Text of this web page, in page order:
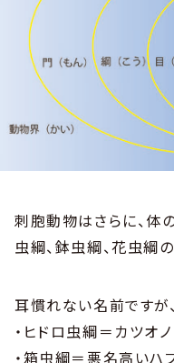
刺胞動物はさらに、体
虫綱、鉢虫綱、花虫綱
耳慣れない名前ですが
・ヒドロ虫綱＝カツオ
・箱虫綱＝悪名高いハ